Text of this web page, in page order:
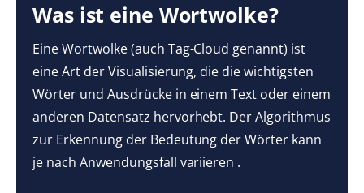
Was ist eine Wortwolke?
Eine Wortwolke (auch Tag-Cloud genannt) ist
eine Art der Visualisierung, die die wichtigsten
Wörter und Ausdrücke in einem Text oder einem
anderen Datensatz hervorhebt. Der Algorithmus
zur Erkennung der Bedeutung der Wörter kann
je nach Anwendungsfall variieren .